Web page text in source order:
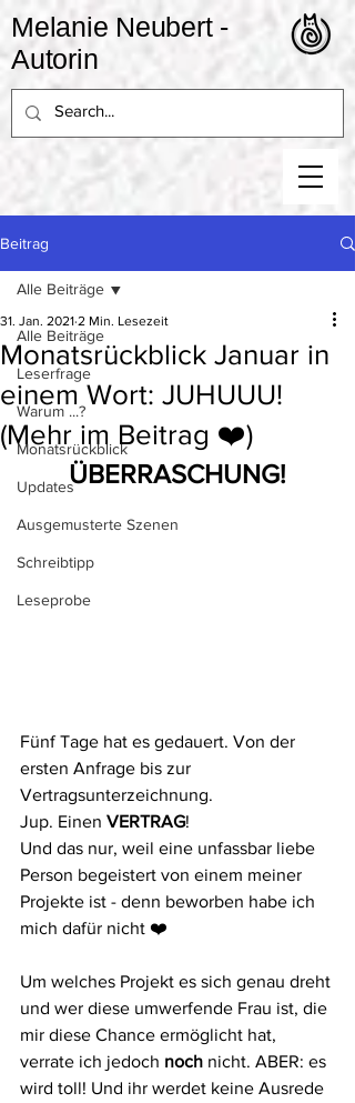
Melanie Neubert -
Autorin
Beitrag
Alle Beiträge
Leserfrage
Warum ...?
Monatsrückblick
Updates
Ausgemusterte Szenen
Schreibtipp
Leseprobe
Alle Beiträge
Monatsrückblick Januar in
einem Wort: JUHUUU!
(Mehr im Beitrag ❤️)
31. Jan. 2021 2 Min. Lesezeit
ÜBERRASCHUNG!
Fünf Tage hat es gedauert. Von der
ersten Anfrage bis zur
Vertragsunterzeichnung.
Jup. Einen VERTRAG!
Und das nur, weil eine unfassbar liebe
Person begeistert von einem meiner
Projekte ist - denn beworben habe ich
mich dafür nicht ❤️
Um welches Projekt es sich genau dreht
und wer diese umwerfende Frau ist, die
mir diese Chance ermöglicht hat,
verrate ich jedoch noch nicht. ABER: es
wird toll! Und ihr werdet keine Ausrede